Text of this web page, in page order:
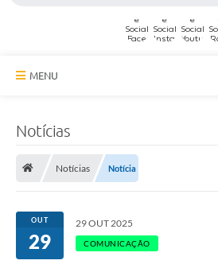
MENU
Serviços Online
Transparência
Notícias
Notícias Notícia
OUT
29
29 OUT 2025
COMUNICAÇÃO